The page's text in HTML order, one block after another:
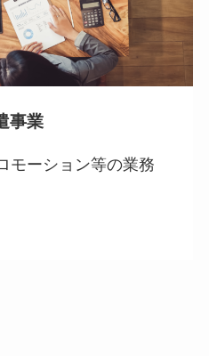
事業
モーション等の業務